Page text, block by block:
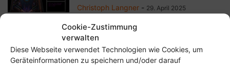
Cookie-Zustimmung
verwalten
Diese Webseite verwendet Technologien wie Cookies, um
Geräteinformationen zu speichern und/oder darauf
Christoph Langner - 29. April 2025
Linus Torvalds spricht mit TED
Curator Chris Anderson auf der
TED2016